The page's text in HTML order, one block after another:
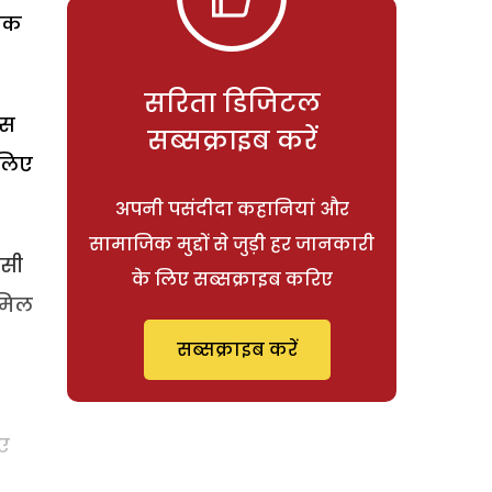
सरिता डिजिटल
सब्सक्राइब करें
अपनी पसंदीदा कहानियां और
सामाजिक मुद्दों से जुड़ी हर जानकारी
के लिए सब्सक्राइब करिए
सब्सक्राइब करें